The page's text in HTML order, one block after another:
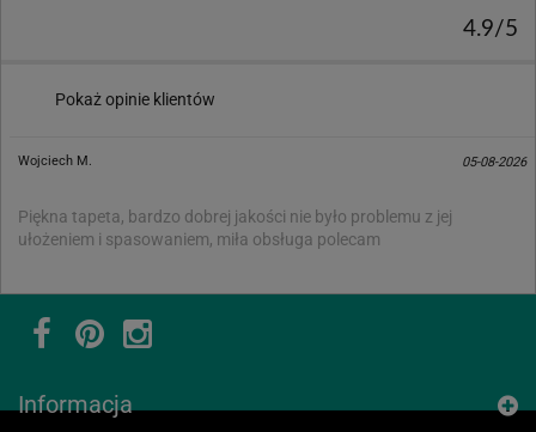
4.9/5
Pokaż opinie klientów
Wojciech M. 05-08-2026
Piękna tapeta, bardzo dobrej jakości nie było problemu z jej
ułożeniem i spasowaniem, miła obsługa polecam
Informacja